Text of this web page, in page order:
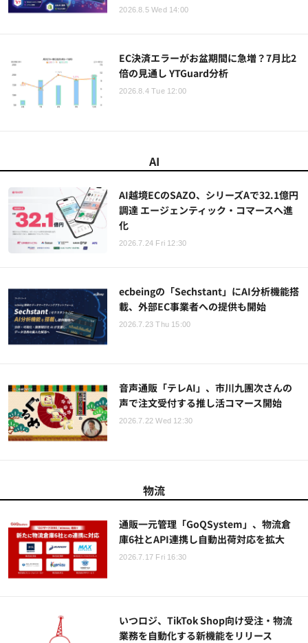
2026.8.5 Wed 14:00
EC決済エラーがお盆期間に急増？7月比2
倍の見通し YTGuard分析
2026.8.4 Tue 12:00
AI
AI越境ECのSAZO、シリーズAで32.1億円
調達 エージェンティック・コマースへ進
化
2026.7.24 Fri 12:30
ecbeingの「Sechstant」にAI分析機能搭
載、外部EC事業者への提供も開始
2026.7.23 Thu 15:00
音声通販「テレAI」、市川九團次さんの
声で注文受付する推し活コマース開始
2026.7.22 Wed 12:30
物流
通販一元管理「GoQSystem」、物流倉
庫6社とAPI連携し自動出荷対応を拡大
2026.7.17 Fri 16:30
いつロジ、TikTok Shop向け受注・物流
業務を自動化する新機能をリリース